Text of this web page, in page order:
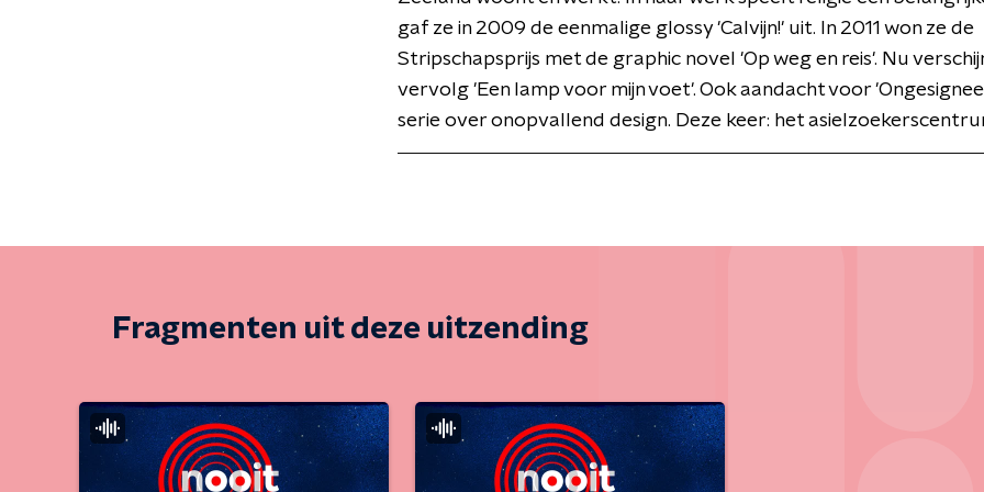
gaf ze in 2009 de eenmalige glossy 'Calvijn!' uit. In 2011 won ze de
Stripschapsprijs met de graphic novel 'Op weg en reis'. Nu
vervolg 'Een lamp voor mijn voet'. Ook aandacht voor
serie over onopvallend design. Deze keer: het
Fragmenten uit deze uitzending